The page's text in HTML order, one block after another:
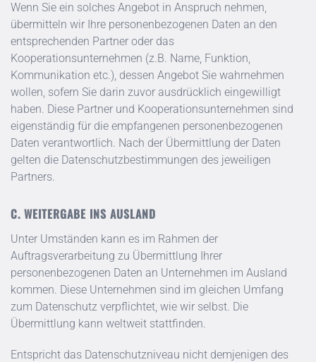
Wenn Sie ein solches Angebot in Anspruch nehmen,
übermitteln wir Ihre personenbezogenen Daten an den
entsprechenden Partner oder das
Kooperationsunternehmen (z.B. Name, Funktion,
Kommunikation etc.), dessen Angebot Sie wahrnehmen
wollen, sofern Sie darin zuvor ausdrücklich eingewilligt
haben. Diese Partner und Kooperationsunternehmen sind
eigenständig für die empfangenen personenbezogenen
Daten verantwortlich. Nach der Übermittlung der Daten
gelten die Datenschutzbestimmungen des jeweiligen
Partners.
C. WEITERGABE INS AUSLAND
Unter Umständen kann es im Rahmen der
Auftragsverarbeitung zu Übermittlung Ihrer
personenbezogenen Daten an Unternehmen im Ausland
kommen. Diese Unternehmen sind im gleichen Umfang
zum Datenschutz verpflichtet, wie wir selbst. Die
Übermittlung kann weltweit stattfinden.
Entspricht das Datenschutzniveau nicht demjenigen des